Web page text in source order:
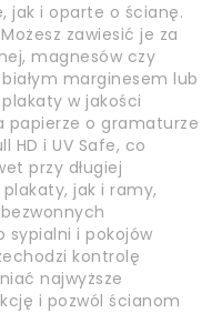
jak i oparte o ścianę.
zawiesić je za
magnesów czy
marginesem lub
w jakości
papierze o gramaturze
HD i UV Safe, co
przy długiej
jak i ramy,
sypialni i pokojów
kontrolę
najwyższe
i pozwól ścianom